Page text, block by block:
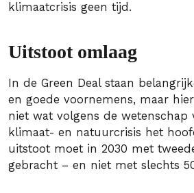
klimaatcrisis geen tijd.
Uitstoot omlaag
In de Green Deal staan
en goede voornemens, maar
niet wat volgens de wetenschap
klimaat- en natuurcrisis het
uitstoot moet in 2030 met
gebracht – en niet met slechts